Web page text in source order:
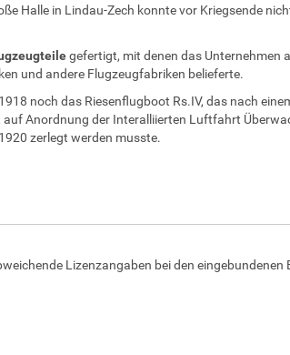
Halle in Lindau-Zech konnte vor Kriegsende
gefertigt, mit denen das Unternehmen
und andere Flugzeugfabriken belieferte.
noch das Riesenflugboot Rs.IV, das nach
Anordnung der Interalliierten Luftfahrt
zerlegt werden musste.
Lizenzangaben bei den eingebundenen